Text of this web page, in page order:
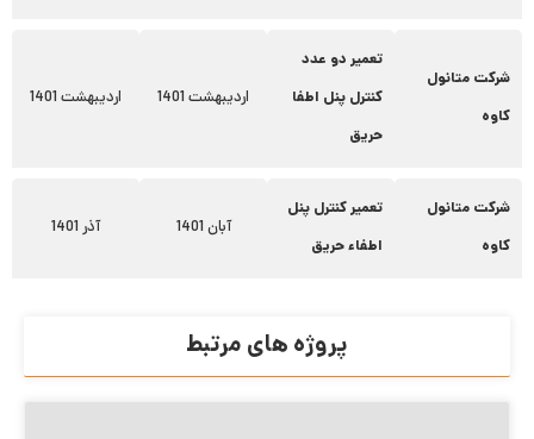
شرکت متانول
کاوه
تعمیر دو عدد
کنترل پنل اطفا
حریق
اردیبهشت 1401 اردیبهشت 1401
شرکت متانول
کاوه
تعمیر کنترل پنل
اطفاء حریق
آبان 1401 آذر 1401
پروژه های مرتبط